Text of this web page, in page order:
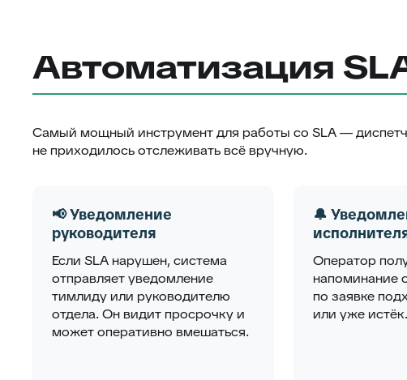
Автоматизация
Самый мощный инструмент для работы со SLA —
не приходилось отслеживать всё вручную.
📢 Уведомление
руководителя
Если SLA нарушен, система
отправляет уведомление
тимлиду или руководителю
отдела. Он видит просрочку и
может оперативно вмешаться.
🔔
Оператор
напоминание
по заявке
или уже истёк.